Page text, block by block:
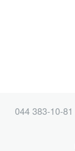
044 383-10-81